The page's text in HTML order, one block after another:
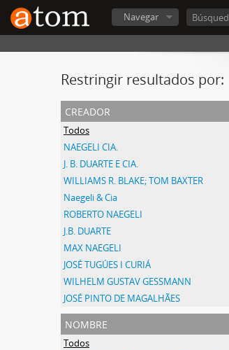
Navegar
Restringir resultados por:
creador
Todos
NAEGELI CIA.
J. B. DUARTE E CIA.
WILLIAMS R. BLAKE; TOM BAXTER
Naegeli & Cia
ROBERTO NAEGELI
J.B. DUARTE
MAX NAEGELI
JOSÉ TUGÚES I CURIÁ
WILHELM GUSTAV GESSMANN
JOSÉ PINTO DE MAGALHÃES
nombre
Todos